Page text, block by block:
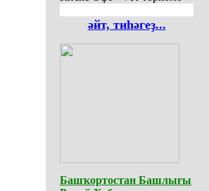
әйт, тиһәгеҙ...
Башҡортостан Башлығы